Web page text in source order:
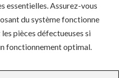
essentielles. Assurez-vous
du système fonctionne
pièces défectueuses si
fonctionnement optimal.